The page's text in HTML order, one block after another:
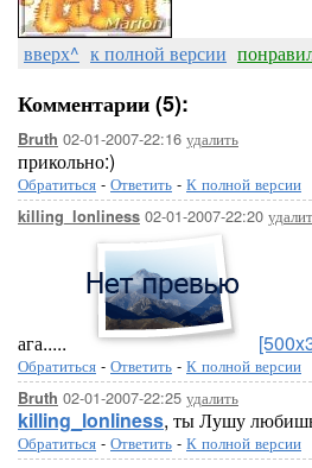
вверх^ к полной версии
Комментарии (5):
Bruth 02-01-2007-22:16 удалить
прикольно:)
Обратиться - Ответить - К полной версии
killing_lonliness 02-01-2007-22:20
ага.....
Обратиться - Ответить - К полной версии
Bruth 02-01-2007-22:25 удалить
killing_lonliness, ты Лушу
Обратиться - Ответить - К полной версии